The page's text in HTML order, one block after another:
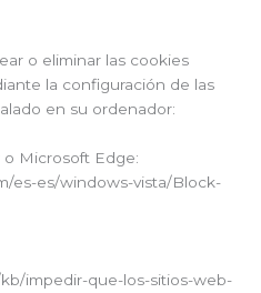
o eliminar las cookies
la configuración de las
en su ordenador:
Microsoft Edge:
es-es/windows-vista/Block-
impedir-que-los-sitios-web-